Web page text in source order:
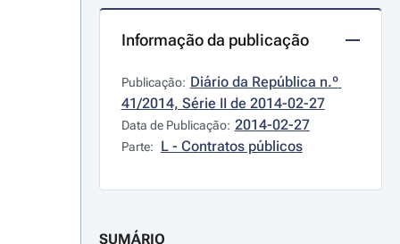
Informação da publicação
Publicação: Diário da República n.º
41/2014, Série II de 2014-02-27
Data de Publicação: 2014-02-27
Parte: L - Contratos públicos
SUMÁRIO